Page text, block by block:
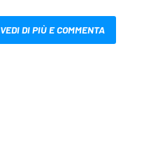
VEDI DI PIÙ E COMMENTA